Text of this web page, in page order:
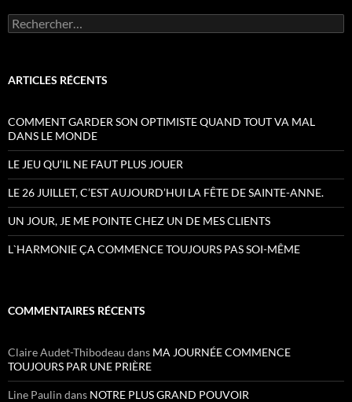
Rechercher :
ARTICLES RÉCENTS
COMMENT GARDER SON OPTIMISTE QUAND TOUT VA MAL
DANS LE MONDE
LE JEU QU’IL NE FAUT PLUS JOUER
LE 26 JUILLET, C’EST AUJOURD’HUI LA FÊTE DE SAINTE-ANNE.
UN JOUR, JE ME POINTE CHEZ UN DE MES CLIENTS
L`HARMONIE ÇA COMMENCE TOUJOURS PAS SOI-MÊME
COMMENTAIRES RÉCENTS
Claire Audet-Thibodeau dans MA JOURNÉE COMMENCE
TOUJOURS PAR UNE PRIÈRE
Line Paulin dans NOTRE PLUS GRAND POUVOIR